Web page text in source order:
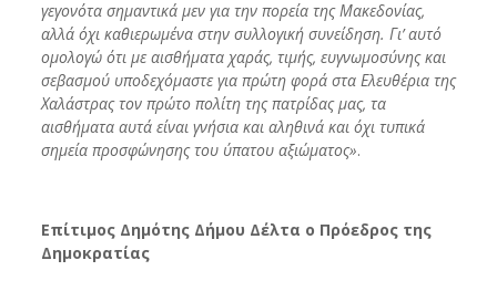
γεγονότα σημαντικά μεν για την πορεία της Μακεδονίας,
αλλά όχι καθιερωμένα στην συλλογική συνείδηση. Γι’ αυτό
ομολογώ ότι με αισθήματα χαράς, τιμής, ευγνωμοσύνης και
σεβασμού υποδεχόμαστε για πρώτη φορά στα Ελευθέρια της
Χαλάστρας τον πρώτο πολίτη της πατρίδας μας, τα
αισθήματα αυτά είναι γνήσια και αληθινά και όχι τυπικά
σημεία προσφώνησης του ύπατου αξιώματος».
Επίτιμος Δημότης Δήμου Δέλτα ο Πρόεδρος της
Δημοκρατίας